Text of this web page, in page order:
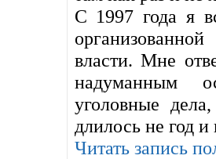
С 1997 года я
власти. Мне
надуманным
уголовные
длилось не год
Читать запись